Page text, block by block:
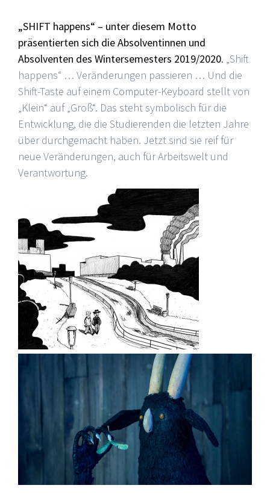
„SHIFT happens“ – unter diesem Motto
präsentierten sich die Absolventinnen und
Absolventen des Wintersemesters 2019/2020. „Shift
happens“ … Veränderungen passieren … Und die
Shift-Taste auf einem Computer-Keyboard stellt von
„Klein“ auf „Groß“. Das steht symbolisch für die
Entwicklung, die die Studierenden die letzten Jahre
über durchgemacht haben. Jetzt sind sie reif für
neue Veränderungen, auch für Arbeitswelt und
Verantwortung.